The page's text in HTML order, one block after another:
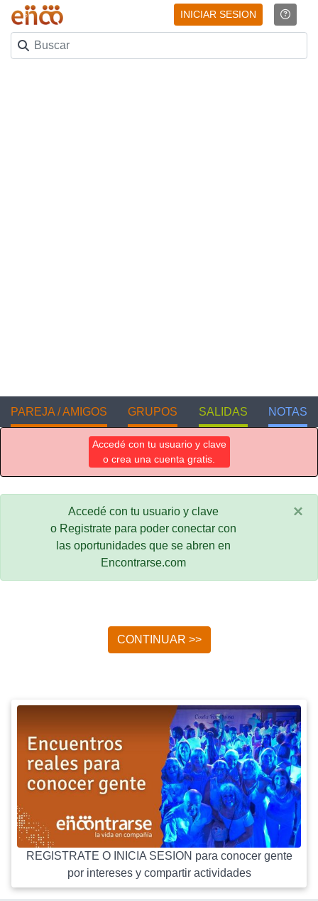
INICIAR SESION
PAREJA / AMIGOS GRUPOS SALIDAS NOTAS
Accedé con tu usuario y clave
o crea una cuenta gratis.
Accedé con tu usuario y clave
o Registrate para poder conectar con
las oportunidades que se abren en
Encontrarse.com
×
CONTINUAR >>
REGISTRATE O INICIA SESION para conocer gente
por intereses y compartir actividades